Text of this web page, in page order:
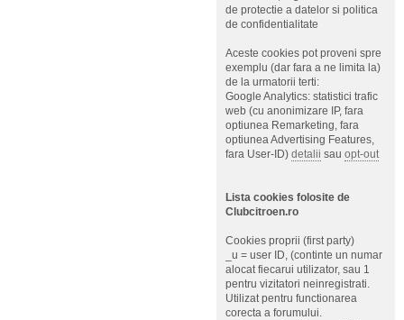
de protectie a datelor si politica
de confidentialitate
Aceste cookies pot proveni spre
exemplu (dar fara a ne limita la)
de la urmatorii terti:
Google Analytics: statistici trafic
web (cu anonimizare IP, fara
optiunea Remarketing, fara
optiunea Advertising Features,
fara User-ID) detalii sau opt-out
Lista cookies folosite de
Clubcitroen.ro
Cookies proprii (first party)
_u = user ID, (continte un numar
alocat fiecarui utilizator, sau 1
pentru vizitatori neinregistrati.
Utilizat pentru functionarea
corecta a forumului.